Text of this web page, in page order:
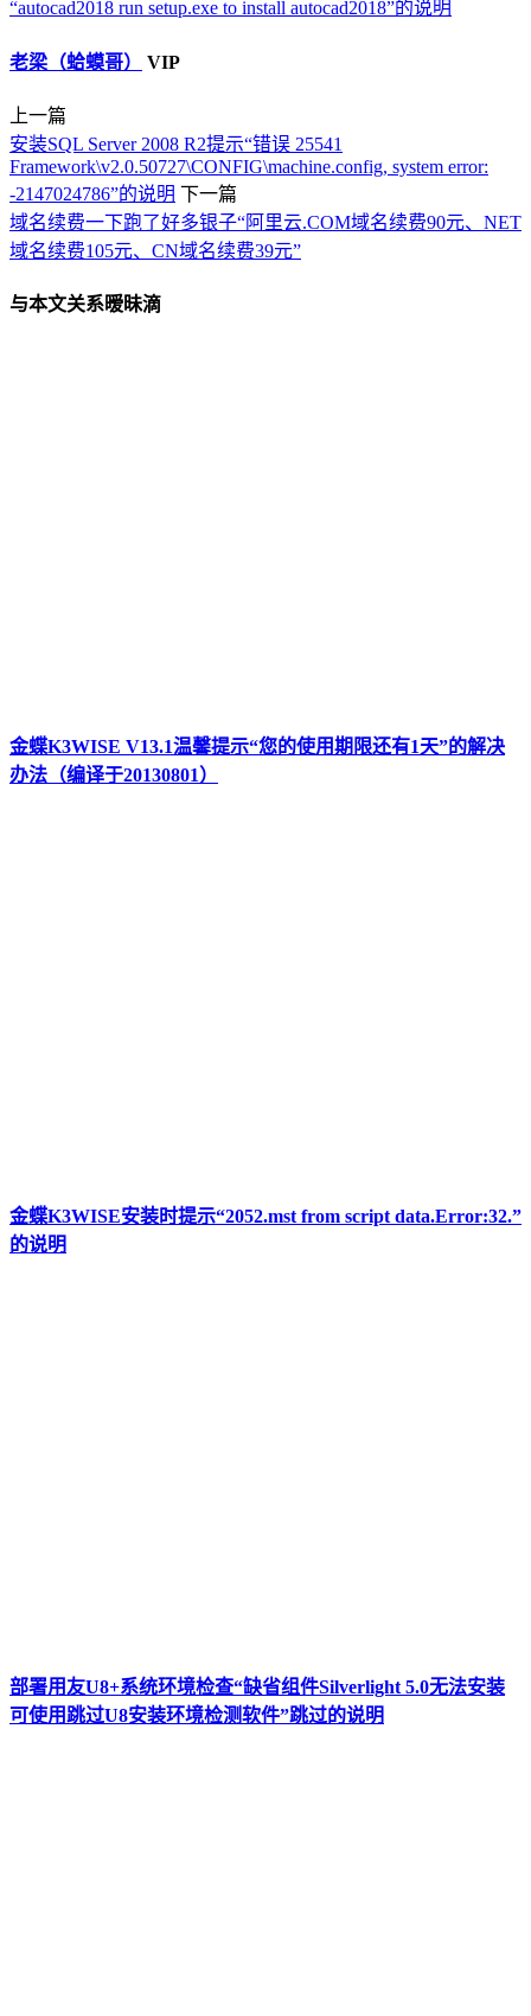
“autocad2018 run setup.exe to install autocad2018”的说明
老梁（蛤蟆哥） VIP
上一篇
安装SQL Server 2008 R2提示“错误 25541
Framework\v2.0.50727\CONFIG\machine.config, system error:
-2147024786”的说明 下一篇
域名续费一下跑了好多银子“阿里云.COM域名续费90元、NET
域名续费105元、CN域名续费39元”
与本文关系暧昧滴
金蝶K3WISE V13.1温馨提示“您的使用期限还有1天”的解决
办法（编译于20130801）
金蝶K3WISE安装时提示“2052.mst from script data.Error:32.”
的说明
部署用友U8+系统环境检查“缺省组件Silverlight 5.0无法安装
可使用跳过U8安装环境检测软件”跳过的说明